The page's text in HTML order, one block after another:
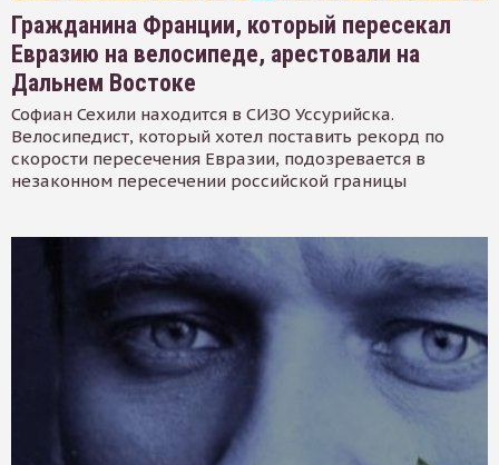
Гражданина Франции, который пересекал
Евразию на велосипеде, арестовали на
Дальнем Востоке
Софиан Сехили находится в СИЗО Уссурийска.
Велосипедист, который хотел поставить рекорд по
скорости пересечения Евразии, подозревается в
незаконном пересечении российской границы